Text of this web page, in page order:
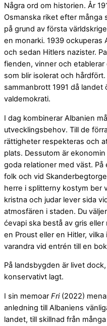
Några ord om historien. År
Osmanska riket efter många
på grund av första
en monarki. 1939 ockuperas
och sedan Hitlers nazister.
fienden, vinner och
som blir isolerat och
sammanbrott 1991 då landet
valdemokrati.
I dag kombinerar Albanien
utvecklingsbehov. Till de
rättigheter respekteras och
plats. Dessutom är
goda relationer med väst.
folk och vid
herre i splitterny kostym ber
kristna och judar lever sida
atmosfären i staden. Du
ćevapi ska bestå av gris
en Proust eller en Hitler,
varandra vid entrén till en
På landsbygden är livet
konservativt lagt.
I sin memoar Fri(2022)
anledning till Albaniens
landet, till skillnad från